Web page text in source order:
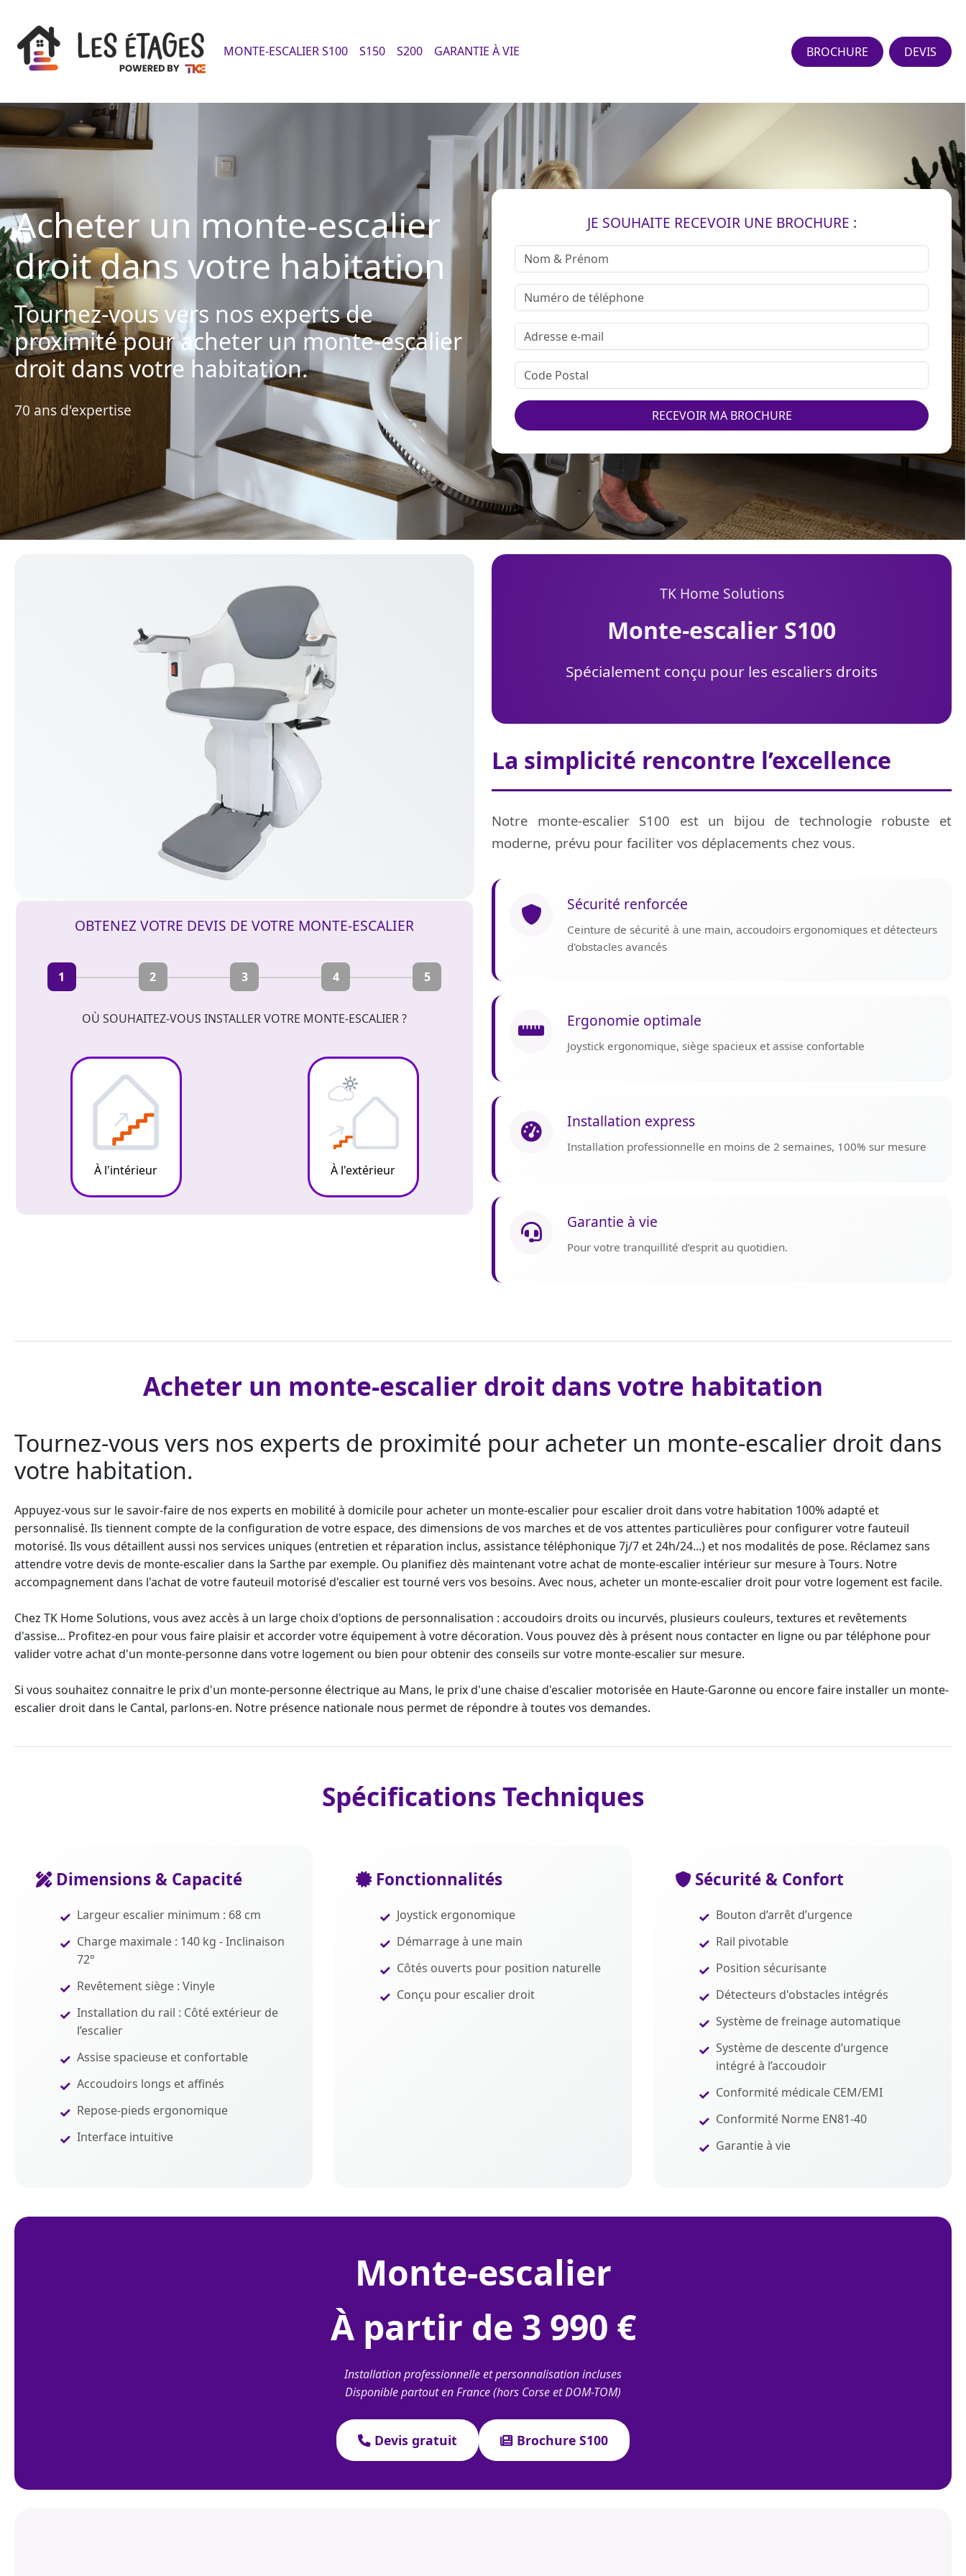
MONTE-ESCALIER S100 S150 S200 GARANTIE À VIE BROCHURE DEVIS
Acheter un monte-escalier
droit dans votre habitation
Tournez-vous vers nos experts de
proximité pour acheter un monte-escalier
droit dans votre habitation.
70 ans d'expertise
JE SOUHAITE RECEVOIR UNE BROCHURE :
RECEVOIR MA BROCHURE
OBTENEZ VOTRE DEVIS DE VOTRE MONTE-ESCALIER
1 2 3 4 5
OÙ SOUHAITEZ-VOUS INSTALLER VOTRE MONTE-ESCALIER ?
À l'intérieur À l'extérieur
TK Home Solutions
monte-escalier S100
Spécialement conçu pour les escaliers droits
La simplicité rencontre l’excellence
Notre monte-escalier S100 est un bijou de technologie robuste et
moderne, prévu pour faciliter vos déplacements chez vous.
Sécurité renforcée
Ceinture de sécurité à une main, accoudoirs ergonomiques et détecteurs
d'obstacles avancés
Ergonomie optimale
Joystick ergonomique, siège spacieux et assise confortable
Installation express
Installation professionnelle en moins de 2 semaines, 100% sur mesure
Garantie à vie
Pour votre tranquillité d’esprit au quotidien.
Acheter un monte-escalier droit dans votre habitation
Tournez-vous vers nos experts de proximité pour acheter un monte-escalier droit dans
votre habitation.
Appuyez-vous sur le savoir-faire de nos experts en mobilité à domicile pour acheter un monte-escalier pour escalier droit dans votre habitation 100% adapté et
personnalisé. Ils tiennent compte de la configuration de votre espace, des dimensions de vos marches et de vos attentes particulières pour configurer votre fauteuil
motorisé. Ils vous détaillent aussi nos services uniques (entretien et réparation inclus, assistance téléphonique 7j/7 et 24h/24...) et nos modalités de pose. Réclamez sans
attendre votredevis de monte-escalierdans la Sarthe par exemple. Ou planifiez dès maintenant votreachat de monte-escalier intérieur sur mesureà Tours. Notre
accompagnement dans l'achat de votre fauteuil motorisé d'escalier est tourné vers vos besoins. Avec nous, acheter un monte-escalier droit pour votre logement est facile.
Chez TK Home Solutions, vous avez accès à un large choix d'options de personnalisation : accoudoirs droits ou incurvés, plusieurs couleurs, textures et revêtements
d'assise... Profitez-en pour vous faire plaisir et accorder votre équipement à votre décoration. Vous pouvez dès à présent nous contacter en ligne ou par téléphone pour
valider votre achat d'un monte-personnedans votre logement ou bien pour obtenir des conseils sur votre monte-escalier sur mesure.
Si vous souhaitez connaitre le prix d'un monte-personne électrique au Mans, le prix d'une chaise d'escalier motorisée en Haute-Garonne ou encore faire installer un monte-
escalier droitdans le Cantal, parlons-en. Notre présence nationale nous permet de répondre à toutes vos demandes.
Spécifications Techniques
Dimensions & Capacité
Largeur escalier minimum : 68 cm
Charge maximale : 140 kg - Inclinaison
72°
Revêtement siège : Vinyle
Installation du rail : Côté extérieur de
l’escalier
Assise spacieuse et confortable
Accoudoirs longs et affinés
Repose-pieds ergonomique
Interface intuitive
Fonctionnalités
Joystick ergonomique
Démarrage à une main
Côtés ouverts pour position naturelle
Conçu pour escalier droit
Sécurité & Confort
Bouton d’arrêt d’urgence
Rail pivotable
Position sécurisante
Détecteurs d'obstacles intégrés
Système de freinage automatique
Système de descente d’urgence
intégré à l’accoudoir
Conformité médicale CEM/EMI
Conformité Norme EN81-40
Garantie à vie
monte-escalier
À partir de 3 990 €
Installation professionnelle et personnalisation incluses
Disponible partout en France (hors Corse et DOM-TOM)
Devis gratuit Brochure S100